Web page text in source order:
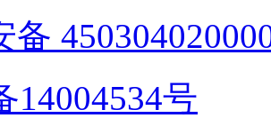
备
14004534号